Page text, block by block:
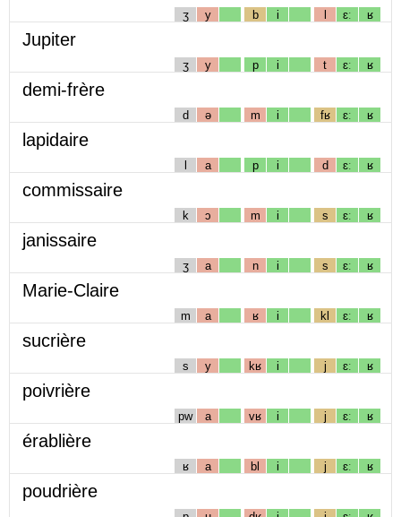
ʒ y b i l ɛː ʁ
Jupiter
ʒ y p i t ɛː ʁ
demi-frère
d ə m i fʁ ɛː ʁ
lapidaire
l a p i d ɛː ʁ
commissaire
k ɔ m i s ɛː ʁ
janissaire
ʒ a n i s ɛː ʁ
Marie-Claire
m a ʁ i kl ɛː ʁ
sucrière
s y kʁ i j ɛː ʁ
poivrière
pw a vʁ i j ɛː ʁ
érablière
ʁ a bl i j ɛː ʁ
poudrière